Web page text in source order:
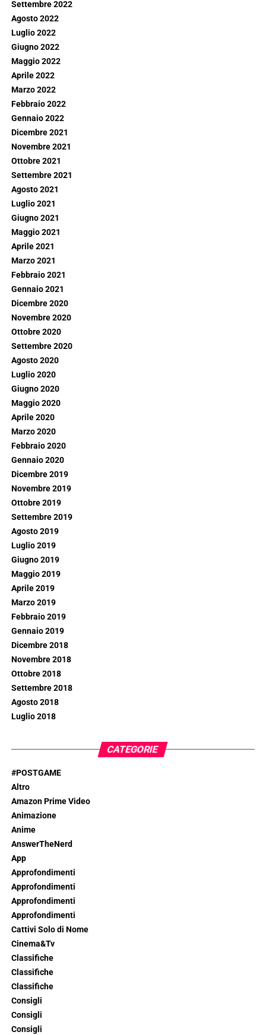
Settembre 2022
Agosto 2022
Luglio 2022
Giugno 2022
Maggio 2022
Aprile 2022
Marzo 2022
Febbraio 2022
Gennaio 2022
Dicembre 2021
Novembre 2021
Ottobre 2021
Settembre 2021
Agosto 2021
Luglio 2021
Giugno 2021
Maggio 2021
Aprile 2021
Marzo 2021
Febbraio 2021
Gennaio 2021
Dicembre 2020
Novembre 2020
Ottobre 2020
Settembre 2020
Agosto 2020
Luglio 2020
Giugno 2020
Maggio 2020
Aprile 2020
Marzo 2020
Febbraio 2020
Gennaio 2020
Dicembre 2019
Novembre 2019
Ottobre 2019
Settembre 2019
Agosto 2019
Luglio 2019
Giugno 2019
Maggio 2019
Aprile 2019
Marzo 2019
Febbraio 2019
Gennaio 2019
Dicembre 2018
Novembre 2018
Ottobre 2018
Settembre 2018
Agosto 2018
Luglio 2018
CATEGORIE
#POSTGAME
Altro
Amazon Prime Video
Animazione
Anime
AnswerTheNerd
App
Approfondimenti
Approfondimenti
Approfondimenti
Approfondimenti
Cattivi Solo di Nome
Cinema&Tv
Classifiche
Classifiche
Classifiche
Consigli
Consigli
Consigli